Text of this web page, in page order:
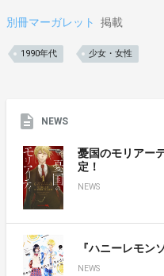
別冊マーガレット 掲載
1990年代 少女・女性
NEWS
憂国のモリアー
定！
NEWS
『ハニーレモン
NEWS